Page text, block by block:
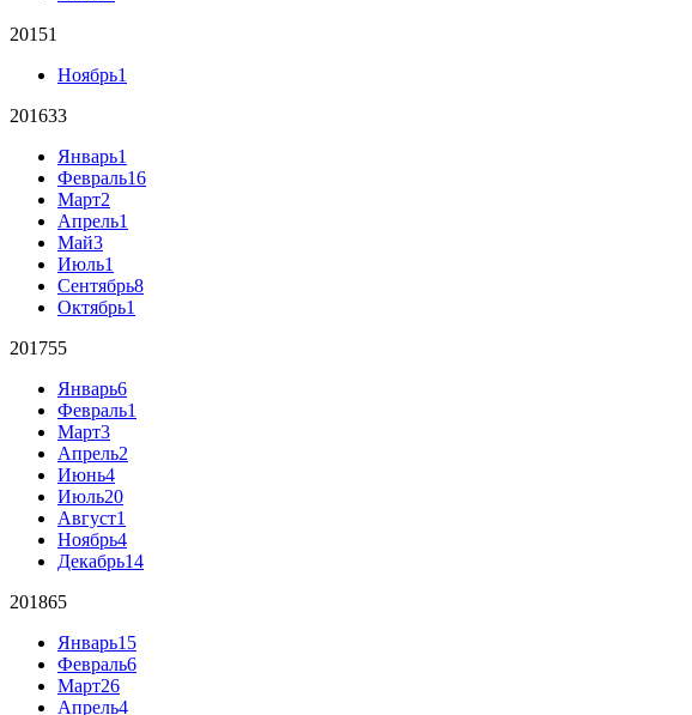
20151
Ноябрь1
201633
Январь1
Февраль16
Март2
Апрель1
Май3
Июль1
Сентябрь8
Октябрь1
201755
Январь6
Февраль1
Март3
Апрель2
Июнь4
Июль20
Август1
Ноябрь4
Декабрь14
201865
Январь15
Февраль6
Март26
Апрель4